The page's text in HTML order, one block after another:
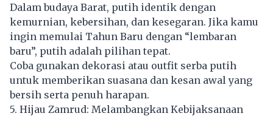
Dalam budaya Barat, putih identik dengan
kemurnian, kebersihan, dan kesegaran. Jika kamu
ingin memulai Tahun Baru dengan “lembaran
baru”, putih adalah pilihan tepat.
Coba gunakan dekorasi atau outfit serba putih
untuk memberikan suasana dan kesan awal yang
bersih serta penuh harapan.
5. Hijau Zamrud: Melambangkan Kebijaksanaan